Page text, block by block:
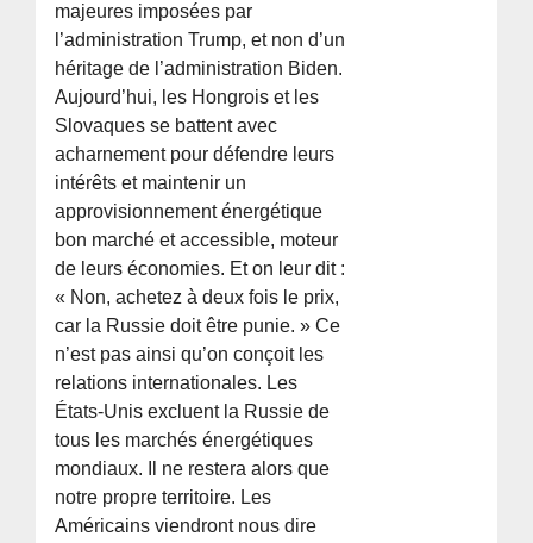
majeures imposées par
l’administration Trump, et non d’un
héritage de l’administration Biden.
Aujourd’hui, les Hongrois et les
Slovaques se battent avec
acharnement pour défendre leurs
intérêts et maintenir un
approvisionnement énergétique
bon marché et accessible, moteur
de leurs économies. Et on leur dit :
« Non, achetez à deux fois le prix,
car la Russie doit être punie. » Ce
n’est pas ainsi qu’on conçoit les
relations internationales. Les
États-Unis excluent la Russie de
tous les marchés énergétiques
mondiaux. Il ne restera alors que
notre propre territoire. Les
Américains viendront nous dire